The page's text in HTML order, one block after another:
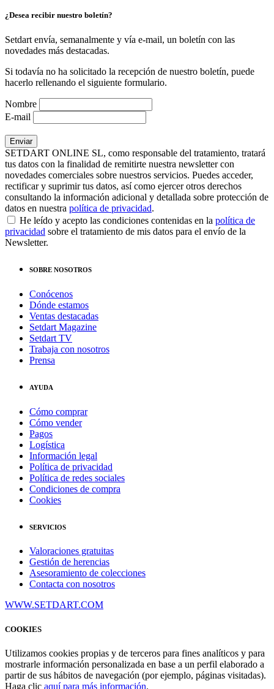
¿Desea recibir nuestro boletín?
Setdart envía, semanalmente y vía e-mail, un boletín con las
novedades más destacadas.
Si todavía no ha solicitado la recepción de nuestro boletín, puede
hacerlo rellenando el siguiente formulario.
Nombre
E-mail
SETDART ONLINE SL, como responsable del tratamiento, tratará
tus datos con la finalidad de remitirte nuestra newsletter con
novedades comerciales sobre nuestros servicios. Puedes acceder,
rectificar y suprimir tus datos, así como ejercer otros derechos
consultando la información adicional y detallada sobre protección de
datos en nuestra política de privacidad.
He leído y acepto las condiciones contenidas en la política de
privacidad sobre el tratamiento de mis datos para el envío de la
Newsletter.
SOBRE NOSOTROS
Conócenos
Dónde estamos
Ventas destacadas
Setdart Magazine
Setdart TV
Trabaja con nosotros
Prensa
AYUDA
Cómo comprar
Cómo vender
Pagos
Logística
Información legal
Política de privacidad
Política de redes sociales
Condiciones de compra
Cookies
SERVICIOS
Valoraciones gratuitas
Gestión de herencias
Asesoramiento de colecciones
Contacta con nosotros
WWW.SETDART.COM
COOKIES
Utilizamos cookies propias y de terceros para fines analíticos y para
mostrarle información personalizada en base a un perfil elaborado a
partir de sus hábitos de navegación (por ejemplo, páginas visitadas).
Haga clic aquí para más información.